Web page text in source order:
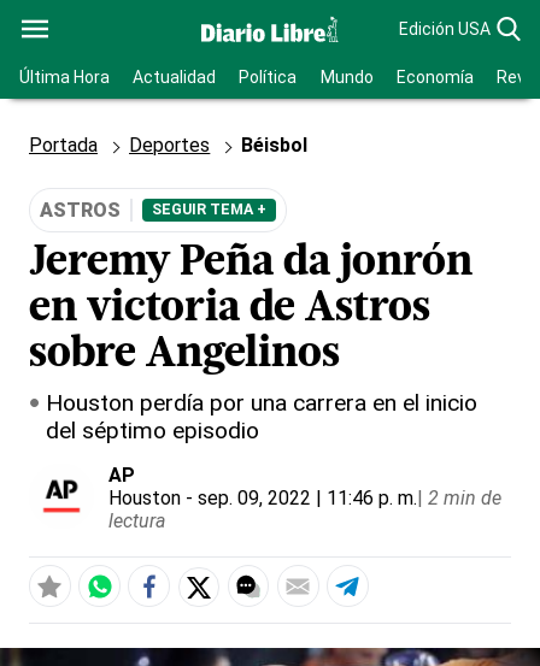
Edición USA
Última Hora Actualidad Política Mundo Economía
Portada Deportes Béisbol
ASTROS SEGUIR TEMA +
Jeremy Peña da jonrón
en victoria de Astros
sobre Angelinos
Houston perdía por una carrera en el inicio
del séptimo episodio
AP
Houston - sep. 09, 2022 | 11:46 p. m.| 2 min de
lectura